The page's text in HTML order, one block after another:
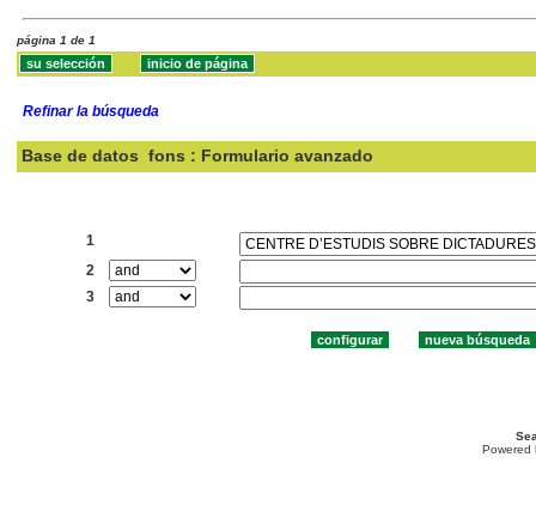
página 1 de 1
Refinar la búsqueda
Base de datos fons : Formulario avanzado
1
2
3